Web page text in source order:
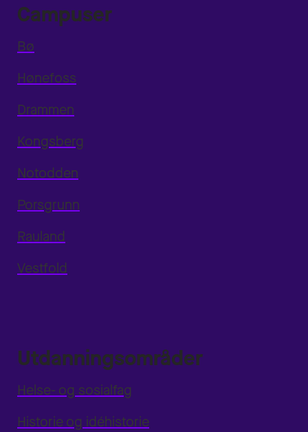
Campuser
Bø
Hønefoss
Drammen
Kongsberg
Notodden
Porsgrunn
Rauland
Vestfold
Utdanningsområder
Helse- og sosialfag
Historie og idéhistorie